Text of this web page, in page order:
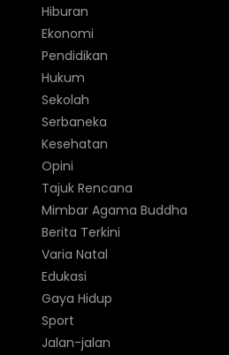
Hiburan
Ekonomi
Pendidikan
Hukum
Sekolah
Serbaneka
Kesehatan
Opini
Tajuk Rencana
Mimbar Agama Buddha
Berita Terkini
Varia Natal
Edukasi
Gaya Hidup
Sport
Jalan-jalan